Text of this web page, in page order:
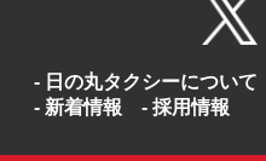
日の丸タクシーについて
新着情報
採用情報